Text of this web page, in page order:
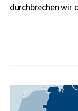
durchbrechen wir